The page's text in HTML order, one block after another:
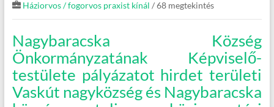
Háziorvos / fogorvos praxist kínál / 68 megtekintés
Nagybaracska Község
Önkormányzatának Képviselő-
testülete pályázatot hirdet területi
Vaskút nagyközség és Nagybaracska